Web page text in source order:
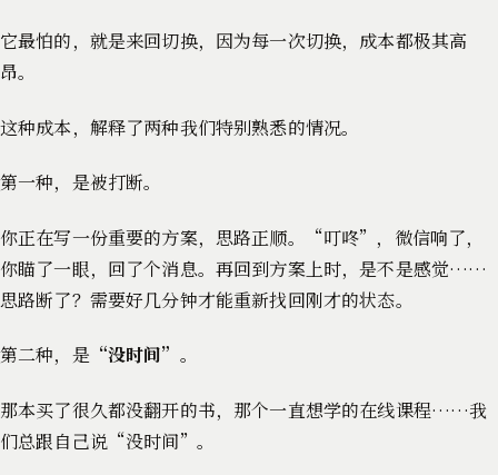
它最怕的，就是来回切换，因为每一次切换，成本都极其高
昂。
这种成本，解释了两种我们特别熟悉的情况。
第一种，是被打断。
你正在写一份重要的方案，思路正顺。“叮咚”，微信响了，
你瞄了一眼，回了个消息。再回到方案上时，是不是感觉……
思路断了？需要好几分钟才能重新找回刚才的状态。
第二种，是 “没时间” 。
那本买了很久都没翻开的书，那个一直想学的在线课程……我
们总跟自己说“没时间”。